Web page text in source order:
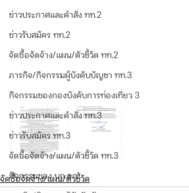
ข่าวประกาศและคำสั่ง ทท.2
ข่าวรับสมัคร ทท.2
จัดซื้อจัดจ้าง/แผน/ตัวชี้วัด ทท.2
ภารกิจ/กิจกรรมผู้บังคับบัญชา ทท.3
กิจกรรมของกองบังคับการท่องเที่ยว 3
ข่าวประกาศและคำสั่ง ทท.3
ข่าวรับสมัคร ทท.3
จัดซื้อจัดจ้าง/แผน/ตัวชี้วัด ทท.3
กิจกรรมของ บก.อก.
จัดซื้อจัดจ้าง/แผน/ตัวชี้วัด